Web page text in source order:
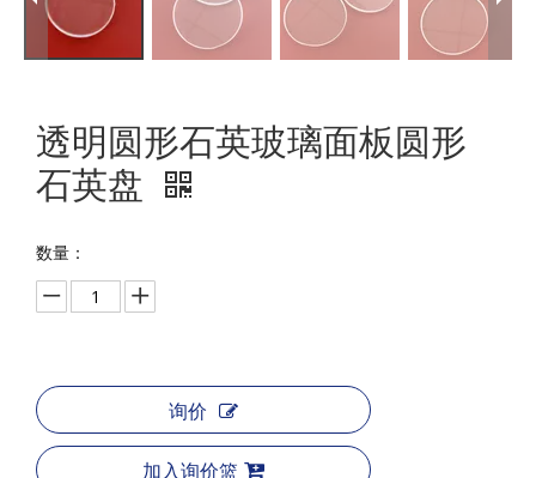
透明圆形石英玻璃面板圆形
石英盘
数量：
询价
加入询价篮